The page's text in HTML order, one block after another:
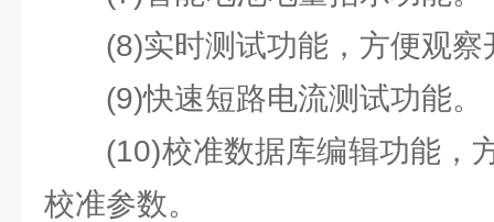
(8)实时测试功能，方便观察
(9)快速短路电流测试功能。
(10)校准数据库编辑功能，
校准参数。